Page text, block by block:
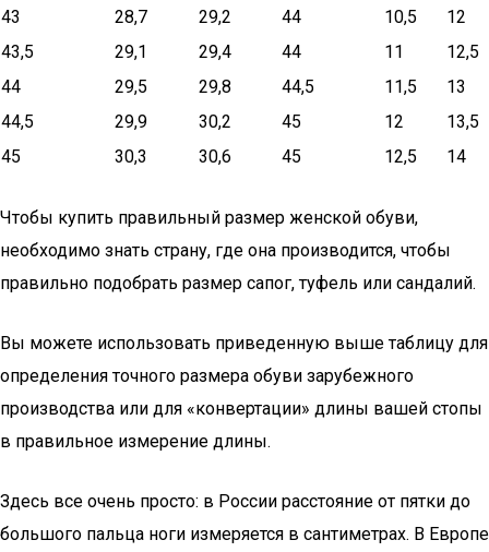
43
28,7 29,2 44 10,5
12
43,5
29,1 29,4 44 11
12,5
44
29,5 29,8 44,5 11,5
13
44,5
29,9 30,2 45 12
13,5
45
30,3 30,6 45 12,5 14
Чтобы купить правильный размер женской обуви,
необходимо знать страну, где она производится, чтобы
правильно подобрать размер сапог, туфель или сандалий.
Вы можете использовать приведенную выше таблицу для
определения точного размера обуви зарубежного
производства или для «конвертации» длины вашей стопы
в правильное измерение длины.
Здесь все очень просто: в России расстояние от пятки до
большого пальца ноги измеряется в сантиметрах. В Европе